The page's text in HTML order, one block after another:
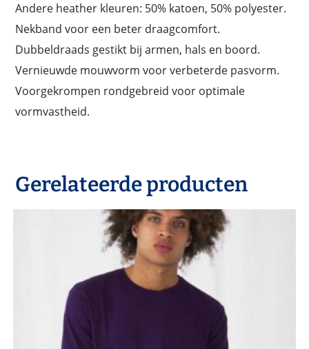
Andere heather kleuren: 50% katoen, 50% polyester.
Nekband voor een beter draagcomfort.
Dubbeldraads gestikt bij armen, hals en boord.
Vernieuwde mouwvorm voor verbeterde pasvorm.
Voorgekrompen rondgebreid voor optimale
vormvastheid.
Gerelateerde producten